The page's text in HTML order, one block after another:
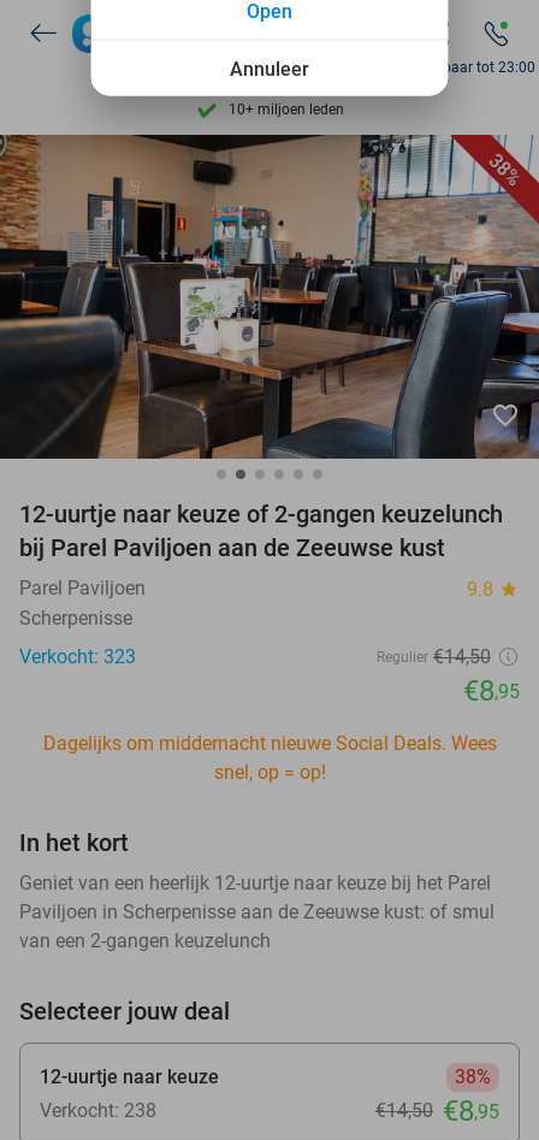
10+ miljoen leden
9,4 op basis van206.043 reviews
Ontdek 15.000+ deals
7 dagen per week beschikbaar
10+ miljoen leden
Bereikbaar tot 23:00
38%
favorite_border
12-uurtje naar keuze of 2-gangen keuzelunch
bij Parel Paviljoen aan de Zeeuwse kust
Parel Paviljoen 9.8 star
Scherpenisse
Verkocht: 323
Regulier €14,50
€8,95
Dagelijks om middernacht nieuwe Social Deals. Wees
snel, op = op!
In het kort
Geniet van een heerlijk 12-uurtje naar keuze bij het Parel
Paviljoen in Scherpenisse aan de Zeeuwse kust: of smul
van een 2-gangen keuzelunch
Selecteer jouw deal
12-uurtje naar keuze
38%
Verkocht: 238
€14,50 €8,95
Annuleer
Open